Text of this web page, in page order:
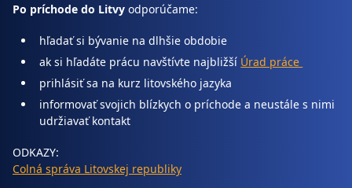
Po príchode do Litvy odporúčame:
hľadať si bývanie na dlhšie obdobie
ak si hľadáte prácu navštívte najbližší Úrad práce
prihlásiť sa na kurz litovského jazyka
informovať svojich blízkych o príchode a neustále s nimi
udržiavať kontakt
ODKAZY:
Colná správa Litovskej republiky